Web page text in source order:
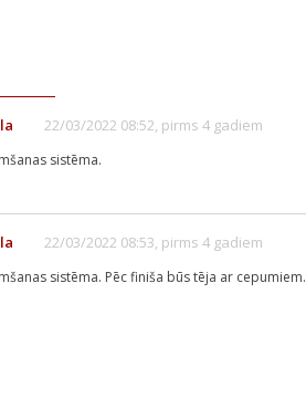
22/03/2022 08:52, pirms 4 gadiem
sistēma.
22/03/2022 08:53, pirms 4 gadiem
sistēma. Pēc finiša būs tēja ar cepumiem.